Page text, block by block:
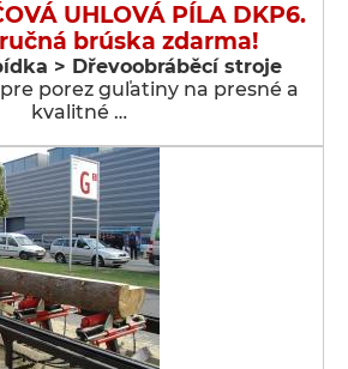
UHLOVÁ PÍLA DKP6.
brúska zdarma!
> Dřevoobráběcí stroje
porez guľatiny na presné a
kvalitné …